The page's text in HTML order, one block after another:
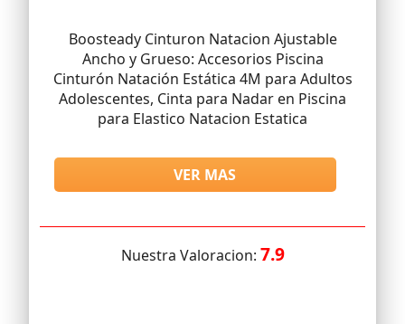
Boosteady Cinturon Natacion Ajustable
Ancho y Grueso: Accesorios Piscina
Cinturón Natación Estática 4M para Adultos
Adolescentes, Cinta para Nadar en Piscina
para Elastico Natacion Estatica
VER MAS
Nuestra Valoracion: 7.9